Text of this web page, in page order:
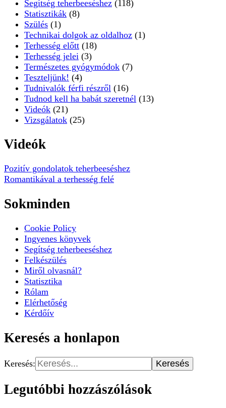
Segítség teherbeeséshez (118)
Statisztikák (8)
Szülés (1)
Technikai dolgok az oldalhoz (1)
Terhesség előtt (18)
Terhesség jelei (3)
Természetes gyógymódok (7)
Teszteljünk! (4)
Tudnivalók férfi részről (16)
Tudnod kell ha babát szeretnél (13)
Videók (21)
Vizsgálatok (25)
Videók
Pozitív gondolatok teherbeeséshez
Romantikával a terhesség felé
Sokminden
Cookie Policy
Ingyenes könyvek
Segítség teherbeeséshez
Felkészülés
Miről olvasnál?
Statisztika
Rólam
Elérhetőség
Kérdőív
Keresés a honlapon
Keresés:
Legutóbbi hozzászólások